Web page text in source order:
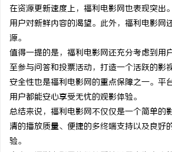
在资源更新速度上，福利电影网也表现突出
用户对新鲜内容的渴望。此外，福利电影网
源。
值得一提的是，福利电影网还充分考虑到用
至参与问答和投票活动，打造一个活跃的影
安全性也是福利电影网的重点保障之一。平
用户都能安心享受无忧的观影体验。
总结来说，福利电影网不仅仅是一个简单的
清的播放质量、便捷的多终端支持以及良好
验。